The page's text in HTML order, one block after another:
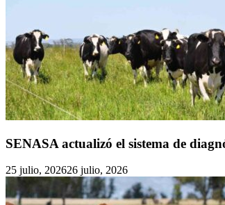
SENASA actualizó el sistema de
25 julio, 202626 julio, 2026